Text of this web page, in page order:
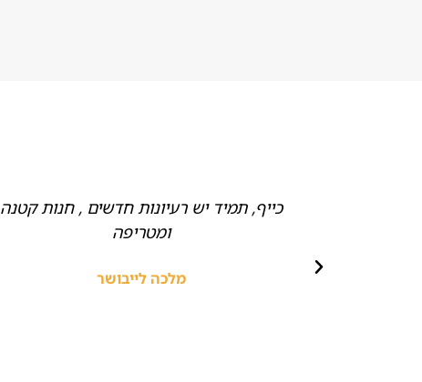
כייף, תמיד יש רעיונות חדשים , חנות קטנה
ומטריפה
מלכה לייבושר